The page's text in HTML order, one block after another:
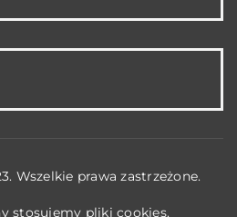
Wszelkie prawa zastrzeżone.
stosujemy pliki cookies.